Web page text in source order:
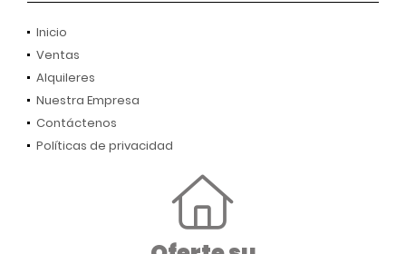
Inicio
Ventas
Alquileres
Nuestra Empresa
Contáctenos
Políticas de privacidad